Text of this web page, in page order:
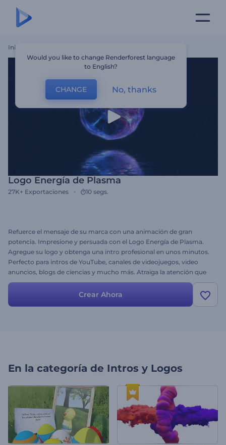
Inicio
Logo Energía de Plasma
27K+ Exportaciones 10 segs.
Refuerce el mensaje de su marca con una animación de gran
potencia. Impresione y persuada con el Logo Energía de Plasma.
Agregue su logo y obtenga una intro profesional en unos minutos.
Perfecto para intros de YouTube, canales de videojuegos, video
anuncios, blogs de ciencias y mucho más. Atraiga la atención que
su marca merece. ¡Pruébelo ahora!
Crear Ahora
En la categoría de Intros y Logos
Would you like to change Renderforest language
to English?
CHANGE No, thanks